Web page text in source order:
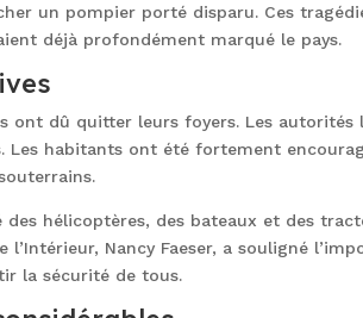
un pompier porté disparu. Ces
déjà profondément marqué le pays.
ont dû quitter leurs foyers. Les
Les habitants ont été fortement
des hélicoptères, des bateaux et des
Nancy Faeser, a souligné
la sécurité de tous.